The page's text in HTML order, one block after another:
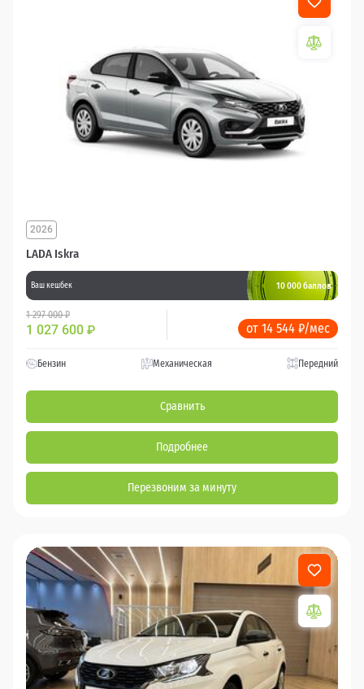
LADA Iskra
2026
Ваш кешбек 10 000 баллов
1 297 000 ₽
1 027 600 ₽ от 14 544 ₽/мес
Бензин Механическая Передний
Сравнить
Подробнее
Перезвоним за минуту